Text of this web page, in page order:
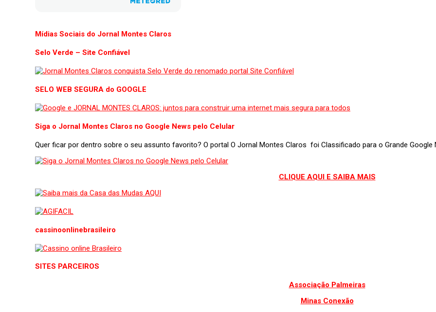
Mídias Sociais do Jornal Montes Claros
Selo Verde – Site Confiável
SELO WEB SEGURA do GOOGLE
Siga o Jornal Montes Claros no Google News pelo Celular
Quer ficar por dentro sobre o seu assunto favorito? O portal O Jornal Montes Claros foi Classificado para o Grande Google
CLIQUE AQUI E SAIBA MAIS
cassinoonlinebrasileiro
SITES PARCEIROS
Associação Palmeiras
Minas Conexão